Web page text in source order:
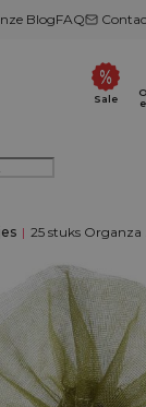
BlogFAQ
Sale
| 25 stuks Organza